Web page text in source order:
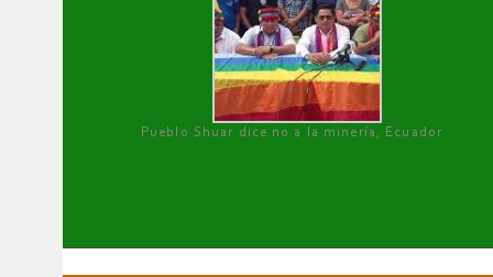
Pueblo Shuar dice no a la minería, Ecuador